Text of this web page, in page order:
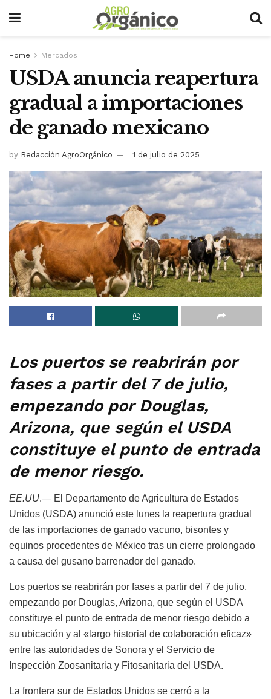
Home Mercados
USDA anuncia reapertura
gradual a importaciones
de ganado mexicano
by Redacción AgroOrgánico 1 de julio de 2025
Los puertos se reabrirán por
fases a partir del 7 de julio,
empezando por Douglas,
Arizona, que según el USDA
constituye el punto de entrada
de menor riesgo.
EE.UU.— El Departamento de Agricultura de Estados
Unidos (USDA) anunció este lunes la reapertura gradual
de las importaciones de ganado vacuno, bisontes y
equinos procedentes de México tras un cierre prolongado
a causa del gusano barrenador del ganado.
Los puertos se reabrirán por fases a partir del 7 de julio,
empezando por Douglas, Arizona, que según el USDA
constituye el punto de entrada de menor riesgo debido a
su ubicación y al «largo historial de colaboración eficaz»
entre las autoridades de Sonora y el Servicio de
Inspección Zoosanitaria y Fitosanitaria del USDA.
La frontera sur de Estados Unidos se cerró a la